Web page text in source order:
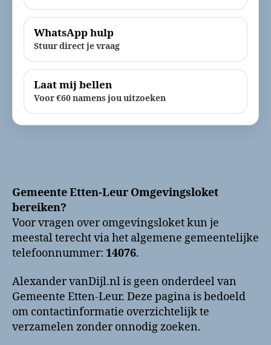
WhatsApp hulp
Stuur direct je vraag
Laat mij bellen
Voor €60 namens jou uitzoeken
Gemeente Etten-Leur Omgevingsloket
bereiken?
Voor vragen over omgevingsloket kun je
meestal terecht via het algemene gemeentelijke
telefoonnummer: 14076.
Alexander vanDijl.nl is geen onderdeel van
Gemeente Etten-Leur. Deze pagina is bedoeld
om contactinformatie overzichtelijk te
verzamelen zonder onnodig zoeken.